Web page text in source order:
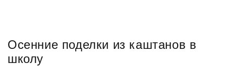
Осенние поделки из каштанов в
школу